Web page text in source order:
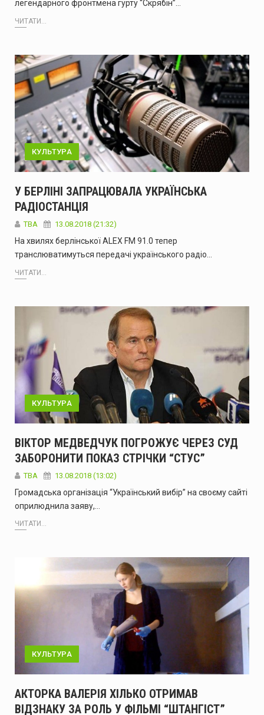
легендарного фронтмена гурту “Скрябін”…
ЧИТАТИ...
КУЛЬТУРА
У БЕРЛІНІ ЗАПРАЦЮВАЛА УКРАЇНСЬКА
РАДІОСТАНЦІЯ
TBA 13.08.2018 (21:32)
На хвилях берлінської ALEX FM 91.0 тепер
транслюватимуться передачі українського радіо…
ЧИТАТИ...
КУЛЬТУРА
ВІКТОР МЕДВЕДЧУК ПОГРОЖУЄ ЧЕРЕЗ СУД
ЗАБОРОНИТИ ПОКАЗ СТРІЧКИ “СТУС”
TBA 13.08.2018 (13:02)
Громадська організація “Український вибір” на своєму сайті
оприлюднила заяву,…
ЧИТАТИ...
КУЛЬТУРА
АКТОРКА ВАЛЕРІЯ ХІЛЬКО ОТРИМАВ
ВІДЗНАКУ ЗА РОЛЬ У ФІЛЬМІ “ШТАНГІСТ”